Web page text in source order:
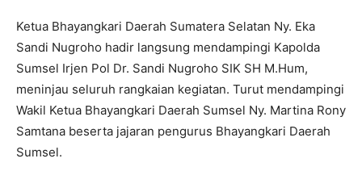
Ketua Bhayangkari Daerah Sumatera Selatan Ny. Eka
Sandi Nugroho hadir langsung mendampingi Kapolda
Sumsel Irjen Pol Dr. Sandi Nugroho SIK SH M.Hum,
meninjau seluruh rangkaian kegiatan. Turut mendampingi
Wakil Ketua Bhayangkari Daerah Sumsel Ny. Martina Rony
Samtana beserta jajaran pengurus Bhayangkari Daerah
Sumsel.